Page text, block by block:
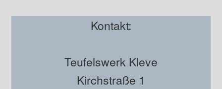
Kontakt:
Teufelswerk Kleve
Kirchstraße 1